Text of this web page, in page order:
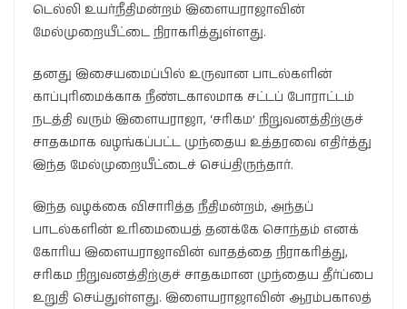
டெல்லி உயர்நீதிமன்றம் இளையராஜாவின்
மேல்முறையீட்டை நிராகரித்துள்ளது.
தனது இசையமைப்பில் உருவான பாடல்களின்
காப்புரிமைக்காக நீண்டகாலமாக சட்டப் போராட்டம்
நடத்தி வரும் இளையராஜா, ‘சரிகம’ நிறுவனத்திற்குச்
சாதகமாக வழங்கப்பட்ட முந்தைய உத்தரவை எதிர்த்து
இந்த மேல்முறையீட்டைச் செய்திருந்தார்.
இந்த வழக்கை விசாரித்த நீதிமன்றம், அந்தப்
பாடல்களின் உரிமையைத் தனக்கே சொந்தம் எனக்
கோரிய இளையராஜாவின் வாதத்தை நிராகரித்து,
சரிகம நிறுவனத்திற்குச் சாதகமான முந்தைய தீர்ப்பை
உறுதி செய்துள்ளது. இளையராஜாவின் ஆரம்பகாலத்